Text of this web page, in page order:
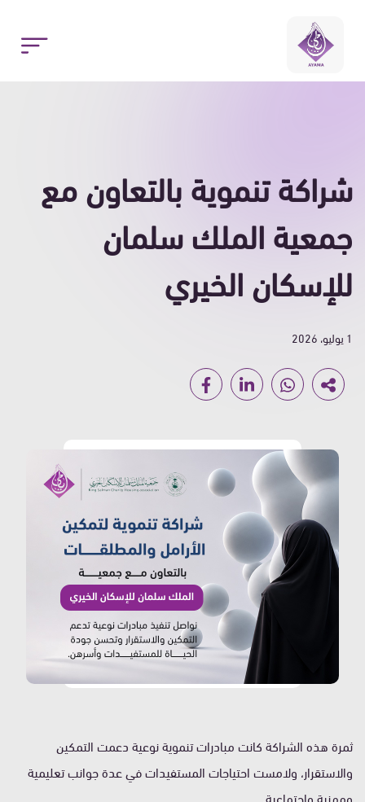
شراكة تنموية بالتعاون مع
جمعية الملك سلمان
للإسكان الخيري
1 يوليو، 2026
ثمرة هذه الشراكة كانت مبادرات تنموية نوعية دعمت التمكين
والاستقرار، ولامست احتياجات المستفيدات في عدة جوانب تعليمية